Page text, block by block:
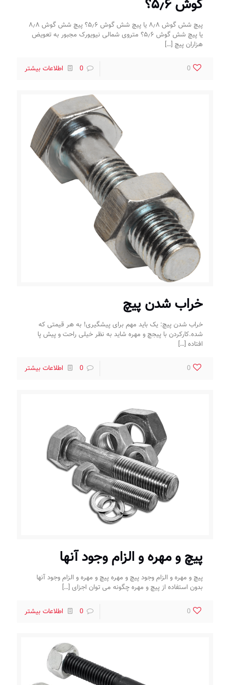
گوش ۵٫۶؟
پیچ شش گوش ۸٫۸ یا پیچ شش گوش ۵٫۶؟ پیچ شش گوش ۸٫۸
یا پیچ شش گوش ۵٫۶؟ متروی شمالی نیویورک مجبور به تعویض
هزاران پیچ […]
0
0 اطلاعات بیشتر
خراب شدن پیچ
خراب شدن پیچ: یک باید مهم برای پیشگیری! به هر قیمتی که
شده.کارکردن با پیجچ و مهره شاید به نظر خیلی راحت و پیش پا
افتاده […]
0
0 اطلاعات بیشتر
پیچ و مهره و الزام وجود آنها
پیچ و مهره و الزام وجود پیچ و مهره پیچ و مهره و الزام وجود آنها
بدون استفاده از پیچ و مهره چگونه می توان اجزای […]
0
0 اطلاعات بیشتر